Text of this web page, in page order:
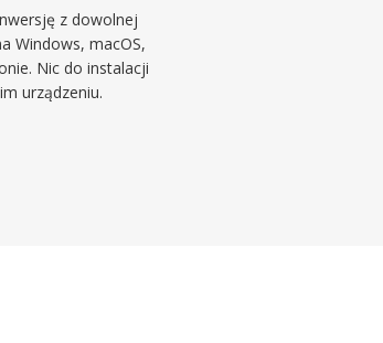
z dowolnej
Windows, macOS,
Nic do instalacji
urządzeniu.